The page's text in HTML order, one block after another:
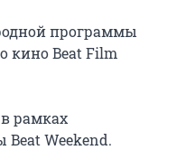
программы
кино Beat Film
рамках
Weekend.